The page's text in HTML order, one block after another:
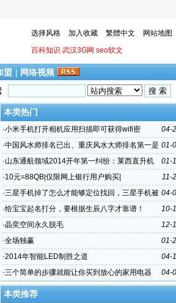
选择风格 加入收藏 繁體中文
网站地图
百科知识 武汉3G网 seo软文
盟 | 网络视频
本类热门
04-
·小米手机打开相机应用扫描即可获得wifi密
码？？
01-
·中国风水师排名已出、重庆风水大师排名第一是
谁？
01-
·山东通航领域2014开年第一纠纷：莱西直升机
场“易主”始末
11-
·10元=88QB|仅限网上银行用户购买|
04-
·三星手机掉了怎么才能够定位找回，三星手机被
偷怎么办
10-
·给宝宝起名打分，要根据生辰八字才靠谱！
12-
·晶奕空间永久脱毛
01-
·全场独赢
04-
·2014年智能LED制胜之道
04-
·三个简单的步骤就能让你买到放心的家用电器
本类推荐